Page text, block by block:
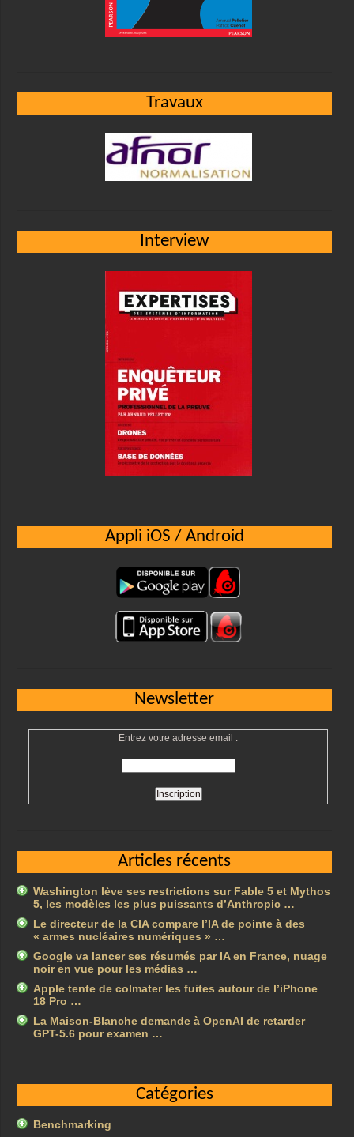
Travaux
Interview
Appli iOS / Android
Newsletter
Entrez votre adresse email :
Articles récents
Washington lève ses restrictions sur Fable 5 et Mythos
5, les modèles les plus puissants d’Anthropic …
Le directeur de la CIA compare l’IA de pointe à des
« armes nucléaires numériques » …
Google va lancer ses résumés par IA en France, nuage
noir en vue pour les médias …
Apple tente de colmater les fuites autour de l’iPhone
18 Pro …
La Maison-Blanche demande à OpenAI de retarder
GPT-5.6 pour examen …
Catégories
Benchmarking